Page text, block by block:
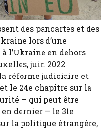
des pancartes et des
lors d’une
l’Ukraine en dehors
juin 2022
réforme judiciaire et
le 24e chapitre sur la
— qui peut être
dernier — le 31e
la politique étrangère,